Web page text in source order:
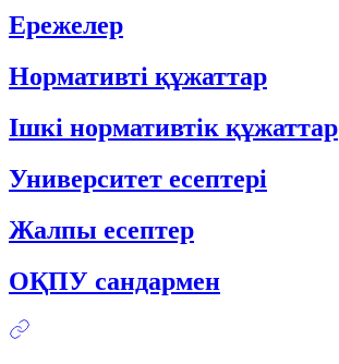
Ережелер
Нормативті құжаттар
Ішкі нормативтік құжаттар
Университет есептері
Жалпы есептер
ОҚПУ сандармен